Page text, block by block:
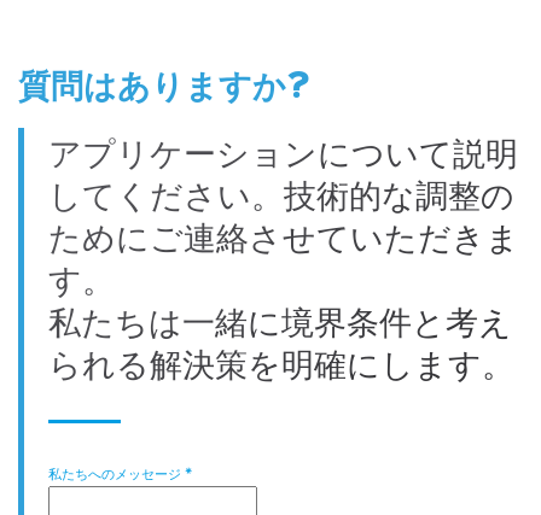
質問はありますか?
アプリケーションについて説明
してください。技術的な調整の
ためにご連絡させていただきま
す。
私たちは一緒に境界条件と考え
られる解決策を明確にします。
私たちへのメッセージ *